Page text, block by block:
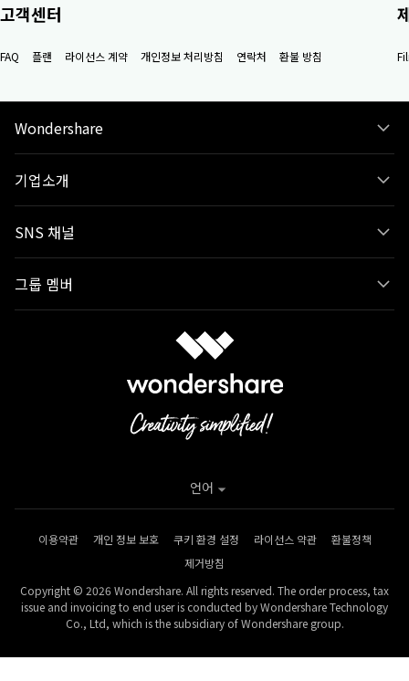
고객센터
FAQ 플랜 라이선스 계약 개인정보 처리방침 연락처 환불 방침
Wondershare
기업소개
SNS 채널
그룹 멤버
이용약관 개인 정보 보호 쿠키 환경 설정 라이선스 약관
환불정책
제거방침
Copyright © 2026 Wondershare. All rights reserved. The order process, tax
issue and invoicing to end user is conducted by Wondershare Technology
Co., Ltd, which is the subsidiary of Wondershare group.
언어